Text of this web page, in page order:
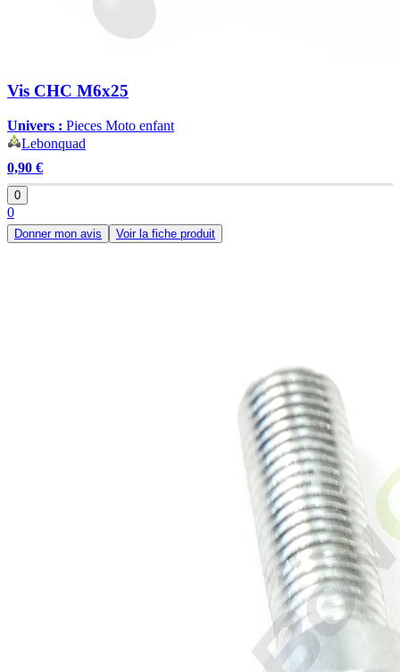
Vis CHC M6x25
Univers : Pieces Moto enfant
Lebonquad
0,90 €
0
0
Donner mon avis Voir la fiche produit